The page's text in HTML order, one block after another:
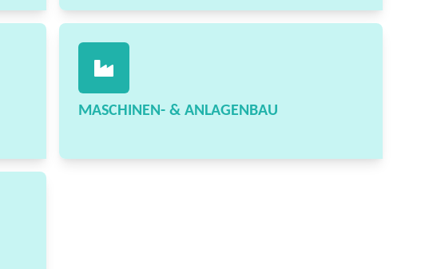
MASCHINEN- & ANLAGENBAU